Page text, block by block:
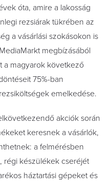
óta, amire a lakosság
rezsiárak tükrében az
a vásárlási szokásokon is
megbízásából
a magyarok következő
75%-ban
emelkedése.
akciók során
keresnek a vásárlók,
a felmérésben
régi készülékek cseréjét
háztartási gépeket és